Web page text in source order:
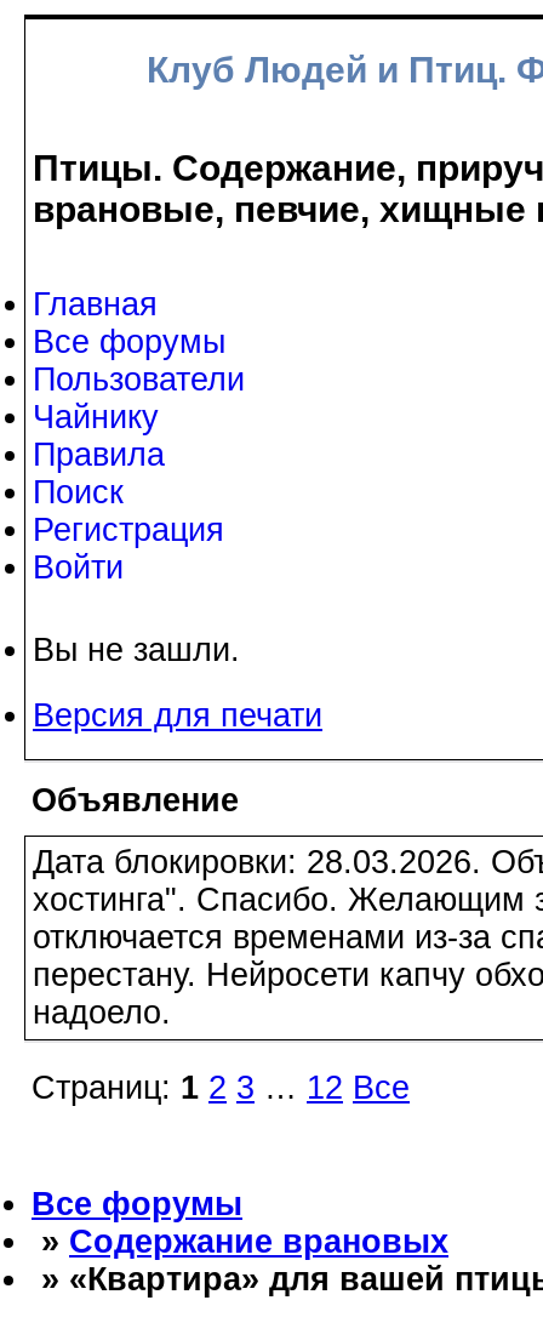
Клуб Людей и Птиц.
Птицы. Содержание,
врановые, певчие, хищные
Главная
Все форумы
Пользователи
Чайнику
Правила
Поиск
Регистрация
Войти
Вы не зашли.
Версия для печати
Объявление
Дата блокировки: 28.03.2026.
хостинга". Спасибо. Желающим
отключается временами из-за
перестану. Нейросети капчу
надоело.
Страниц: 1 2 3 … 12 Все
Все форумы
» Содержание врановых
» «Квартира» для вашей